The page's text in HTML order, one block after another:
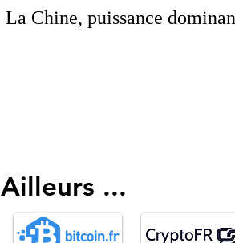
La Chine, puissance
Ailleurs ...